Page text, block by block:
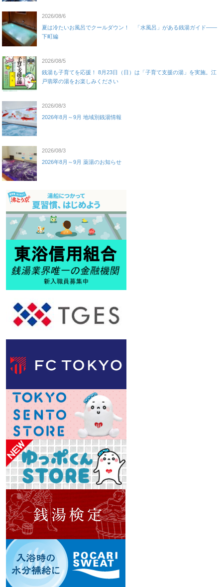
2026/08/6
夏は冷たいお風呂でクールダウン！ 「水風呂」がある銭湯ガイド——
下町編
2026/08/5
銭湯も子育てを応援！ 8月23日（日）は「子育て支援の湯」を実施。江
戸翡翠の湯をお楽しみください
2026/08/3
2026年8月～9月 地域別銭湯情報
2026/08/3
2026年8月～9月 薬湯のお知らせ